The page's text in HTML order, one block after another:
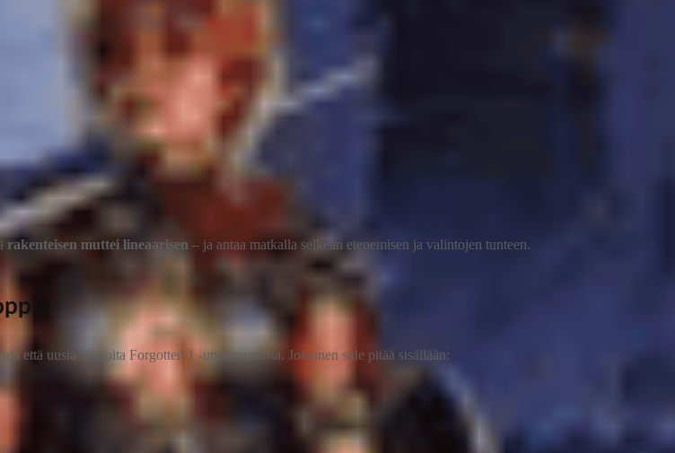
rakenteisen muttei lineaarisen – ja antaa matkalla selkeän etenemisen ja valintojen tunteen.
että uusia faktioita Forgotten 1 -universumista. Jokainen side pitää sisällään: